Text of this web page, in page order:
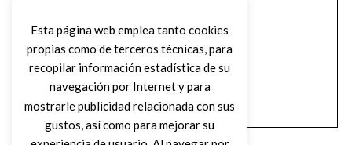
Esta página web emplea tanto cookies
propias como de terceros técnicas, para
recopilar información estadística de su
navegación por Internet y para
mostrarle publicidad relacionada con sus
gustos, así como para mejorar su